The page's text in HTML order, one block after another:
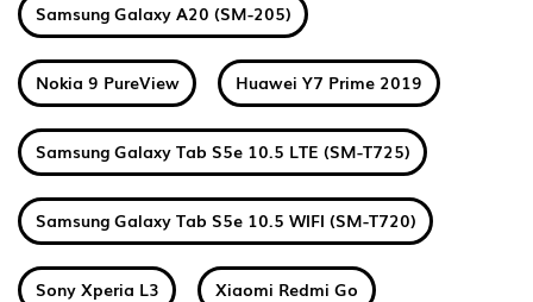
Samsung Galaxy A20 (SM-205)
Nokia 9 PureView Huawei Y7 Prime 2019
Samsung Galaxy Tab S5e 10.5 LTE (SM-T725)
Samsung Galaxy Tab S5e 10.5 WIFI (SM-T720)
Sony Xperia L3 Xiaomi Redmi Go